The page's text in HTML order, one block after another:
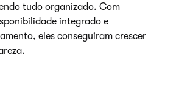
tudo organizado. Com
integrado e
eles conseguiram crescer